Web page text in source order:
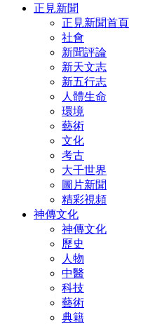
正見新聞
正見新聞首頁
社會
新聞評論
新天文志
新五行志
人體生命
環境
藝術
文化
考古
大千世界
圖片新聞
精彩視頻
神傳文化
神傳文化
歷史
人物
中醫
科技
藝術
典籍